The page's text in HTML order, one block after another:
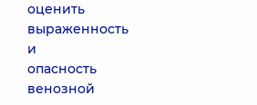
оценить
выраженность
и
опасность
венозной